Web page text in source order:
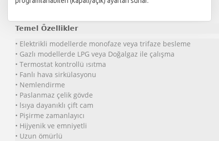
Temel Özellikler
• Elektrikli modellerde monofaze veya trifaze besleme
• Gazlı modellerde LPG veya Doğalgaz ile çalışma
• Termostat kontrollü ısıtma
• Fanlı hava sirkülasyonu
• Nemlendirme
• Paslanmaz çelik gövde
• lsıya dayanıklı çift cam
• Pişirme zamanlayıcı
• Hijyenik ve emniyetli
• Uzun ömürlü